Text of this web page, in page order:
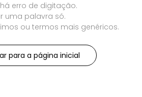
há erro de digitação.
uma palavra só.
ou termos mais genéricos.
para a página inicial